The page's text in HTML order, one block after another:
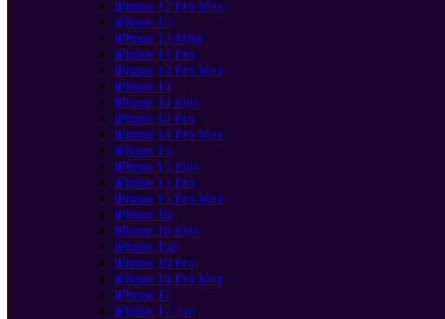
iPhone 12 Pro Max
iPhone 13
iPhone 13 Mini
iPhone 13 Pro
iPhone 13 Pro Max
iPhone 14
iPhone 14 Plus
iPhone 14 Pro
iPhone 14 Pro Max
iPhone 15
iPhone 15 Plus
iPhone 15 Pro
iPhone 15 Pro Max
iPhone 16
iPhone 16 Plus
iPhone 16e
iPhone 16 Pro
iPhone 16 Pro Max
iPhone 17
iPhone 17 Air